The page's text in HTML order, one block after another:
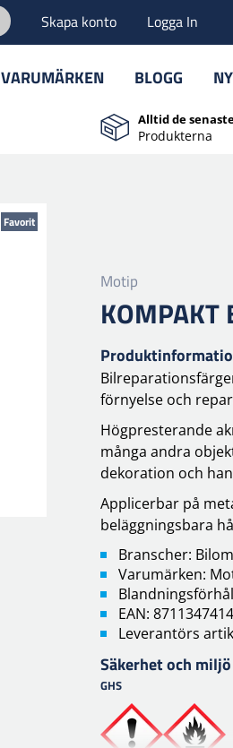
Skapa konto Logga In
VARUMÄRKEN BLOGG
Alltid de
Produkterna
Favorit
Motip
KOMPAKT
förnyelse och
Högpresterande
många andra
dekoration och
Applicerbar på
beläggningsbara
Branscher:
Varumärken:
EAN:
Leverantörs
Säkerhet och miljö
GHS